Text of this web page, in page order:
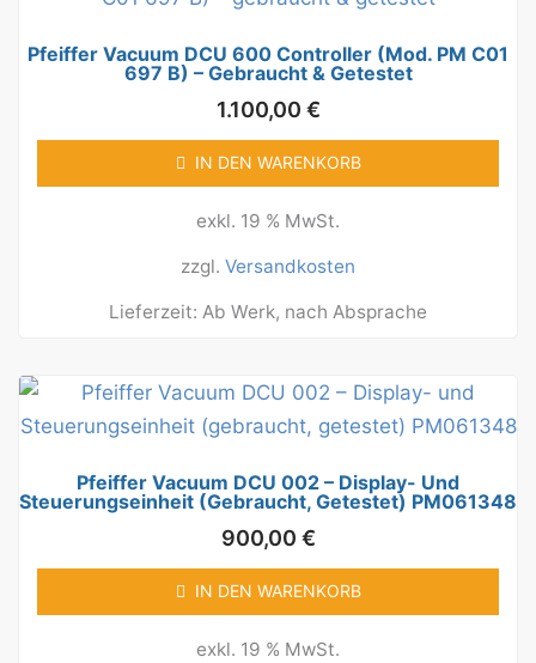
Pfeiffer Vacuum DCU 600 Controller (Mod. PM C01
697 B) – Gebraucht & Getestet
1.100,00 €
IN DEN WARENKORB
exkl. 19 % MwSt.
zzgl. Versandkosten
Lieferzeit: Ab Werk, nach Absprache
Pfeiffer Vacuum DCU 002 – Display- Und
Steuerungseinheit (gebraucht, Getestet) PM061348
900,00 €
IN DEN WARENKORB
exkl. 19 % MwSt.